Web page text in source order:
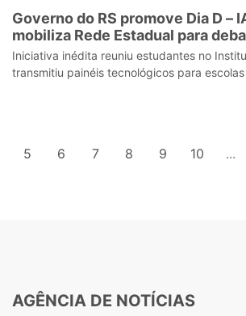
Governo do RS promove Dia D –
mobiliza Rede Estadual para
inteligência artificial
Iniciativa inédita reuniu estudantes no
transmitiu painéis tecnológicos para
5 6 7 8 9 10 ...
AGÊNCIA DE NOTÍCIAS